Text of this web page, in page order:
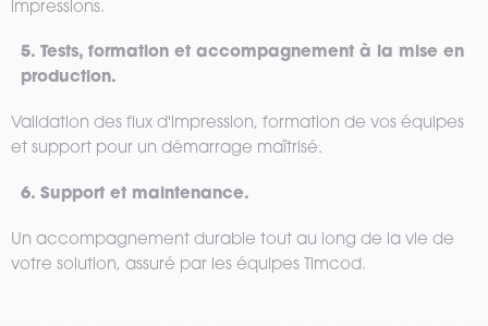
impressions.
5. Tests, formation et accompagnement à la mise en
production.
Validation des flux d'impression, formation de vos équipes
et support pour un démarrage maîtrisé.
6. Support et maintenance.
Un accompagnement durable tout au long de la vie de
votre solution, assuré par les équipes Timcod.